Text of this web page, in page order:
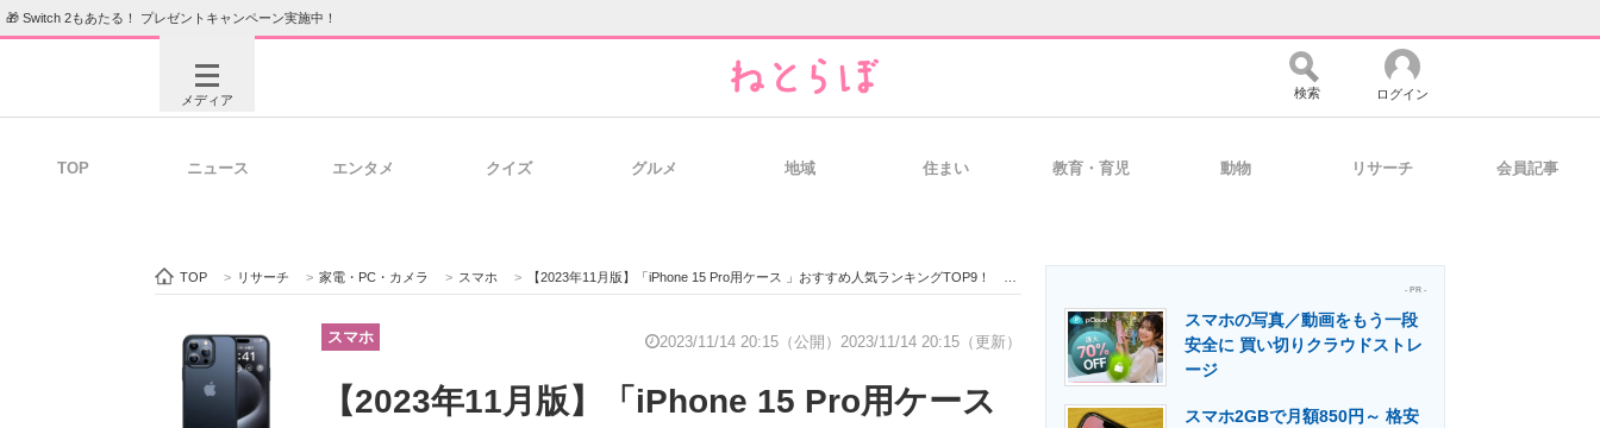
🎁 Switch 2もあたる！ プレゼントキャンペーン実施中！
メディア
ビジネスと働き方のヒント 経営リーダーのコミュニティ マーケ×ITの今がよく分かる
検索 ログイン
TOP ニュース エンタメ クイズ グルメ 地域 住まい 教育・育児 動物 リサーチ 会員記事
TOP > リサーチ > 家電・PC・カメラ > スマホ > 【2023年11月版】「iPhone 15 Pro用ケース 」おすすめ人気ランキングTOP9！ 1位は「CASEKOO（ケースコー）のShirudoシリーズ」
スマホ 2023/11/14 20:15（公開） 2023/11/14 20:15（更新）
【2023年11月版】「iPhone 15 Pro用ケース
- PR -
スマホの写真／動画をもう一段
安全に 買い切りクラウドストレ
ージ
スマホ2GBで月額850円～ 格安